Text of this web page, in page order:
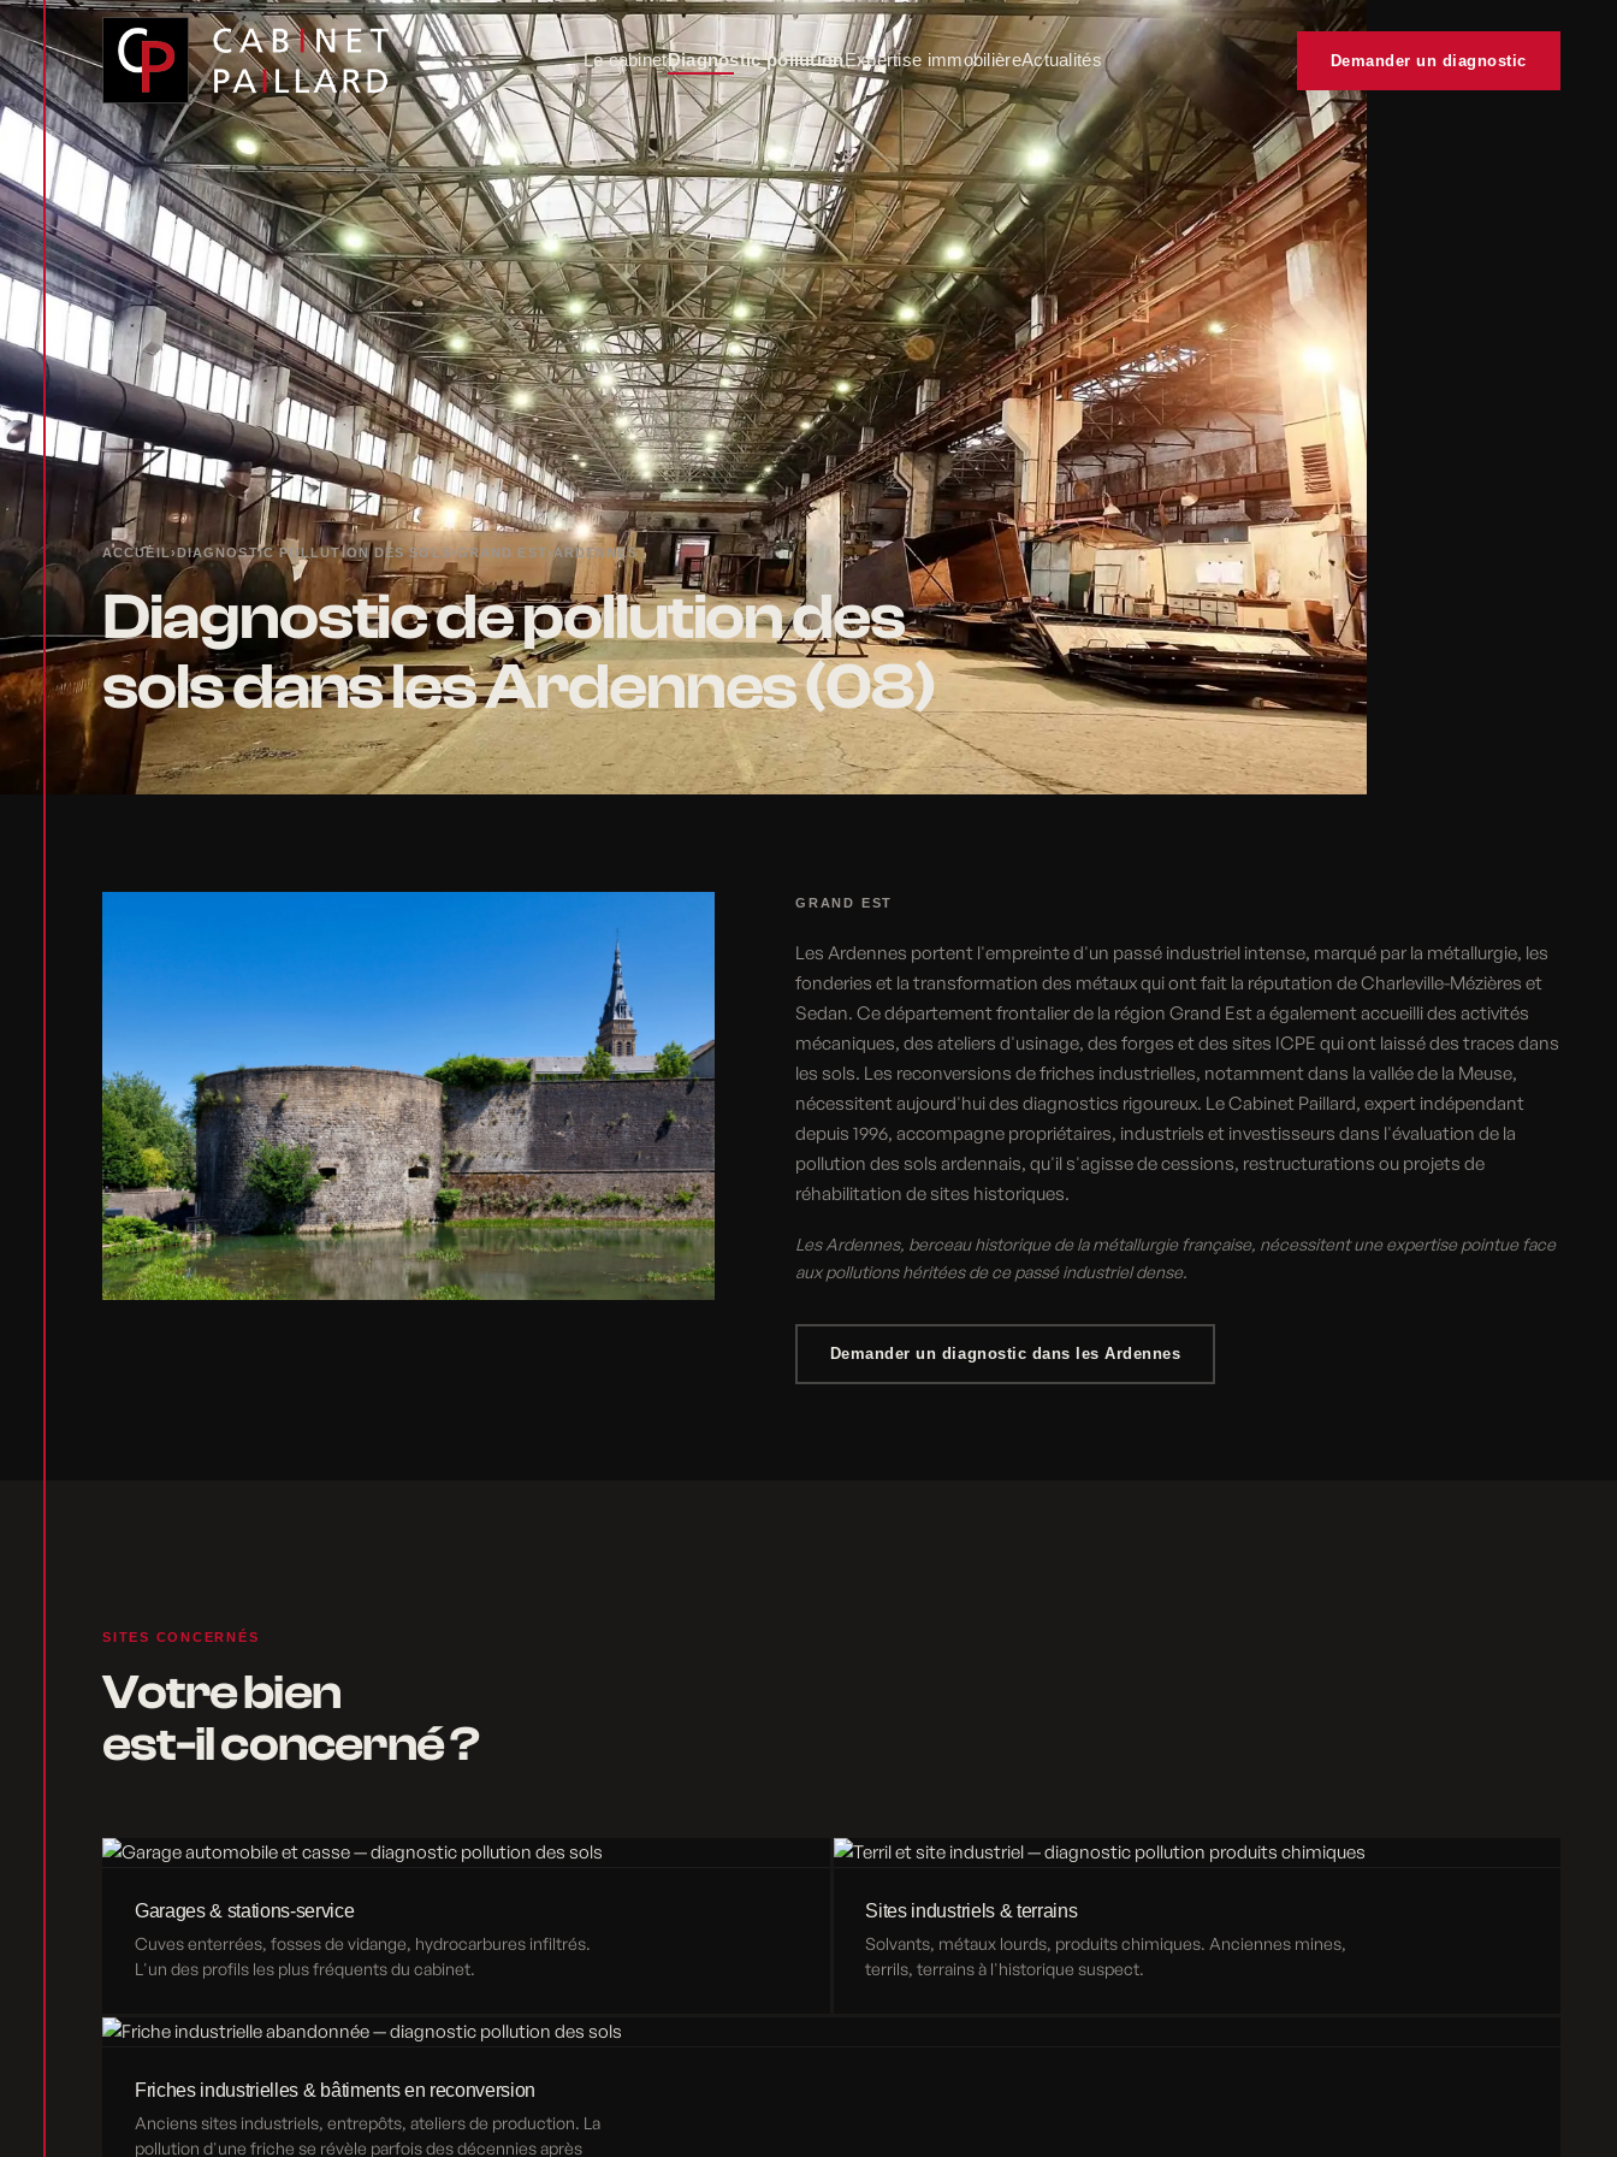
Le cabinetDiagnostic pollutionExpertise immobilièreActualités Demander un diagnostic
ACCUEIL›DIAGNOSTIC POLLUTION DES SOLS›GRAND EST›ARDENNES
Diagnostic de pollution des
sols dans les Ardennes (08)
GRAND EST
Les Ardennes portent l'empreinte d'un passé industriel intense, marqué par la métallurgie, les
fonderies et la transformation des métaux qui ont fait la réputation de Charleville-Mézières et
Sedan. Ce département frontalier de la région Grand Est a également accueilli des activités
mécaniques, des ateliers d'usinage, des forges et des sites ICPE qui ont laissé des traces dans
les sols. Les reconversions de friches industrielles, notamment dans la vallée de la Meuse,
nécessitent aujourd'hui des diagnostics rigoureux. Le Cabinet Paillard, expert indépendant
depuis 1996, accompagne propriétaires, industriels et investisseurs dans l'évaluation de la
pollution des sols ardennais, qu'il s'agisse de cessions, restructurations ou projets de
réhabilitation de sites historiques.
Les Ardennes, berceau historique de la métallurgie française, nécessitent une expertise pointue face
aux pollutions héritées de ce passé industriel dense.
Demander un diagnostic dans les Ardennes
SITES CONCERNÉS
Votre bien
est-il concerné ?
Garages & stations-service
Cuves enterrées, fosses de vidange, hydrocarbures infiltrés.
L'un des profils les plus fréquents du cabinet.
Sites industriels & terrains
Solvants, métaux lourds, produits chimiques. Anciennes mines,
terrils, terrains à l'historique suspect.
Friches industrielles & bâtiments en reconversion
Anciens sites industriels, entrepôts, ateliers de production. La
pollution d'une friche se révèle parfois des décennies après
Panneau de gestion des cookies